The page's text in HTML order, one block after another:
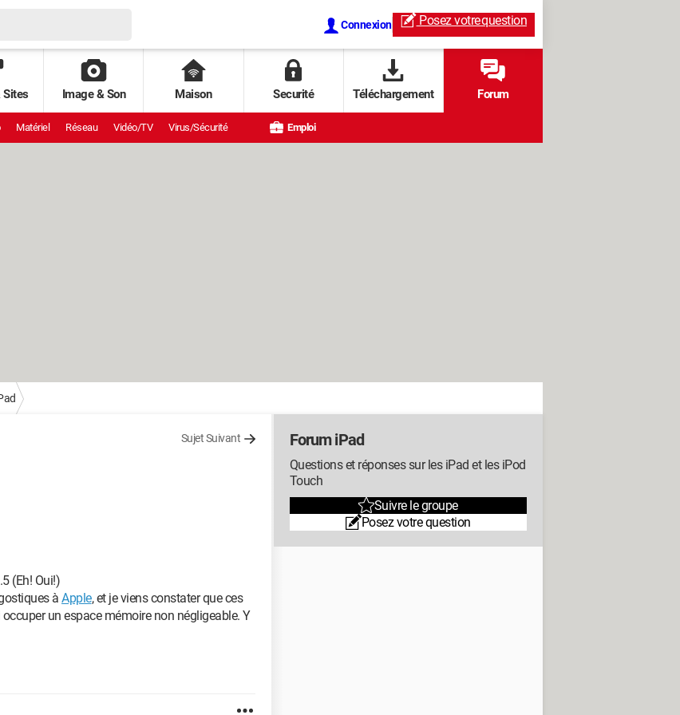
Connexion Posez votrequestion
Sites Image & Son Maison Securité Téléchargement Forum
Matériel Réseau Vidéo/TV Virus/Sécurité Emploi
Sujet Suivant
(Eh! Oui!)
à Apple, et je viens constater que ces
un espace mémoire non négligeable. Y
Forum iPad
Questions et réponses sur les iPad et les iPod
Touch
Suivre le groupe
Posez votre question